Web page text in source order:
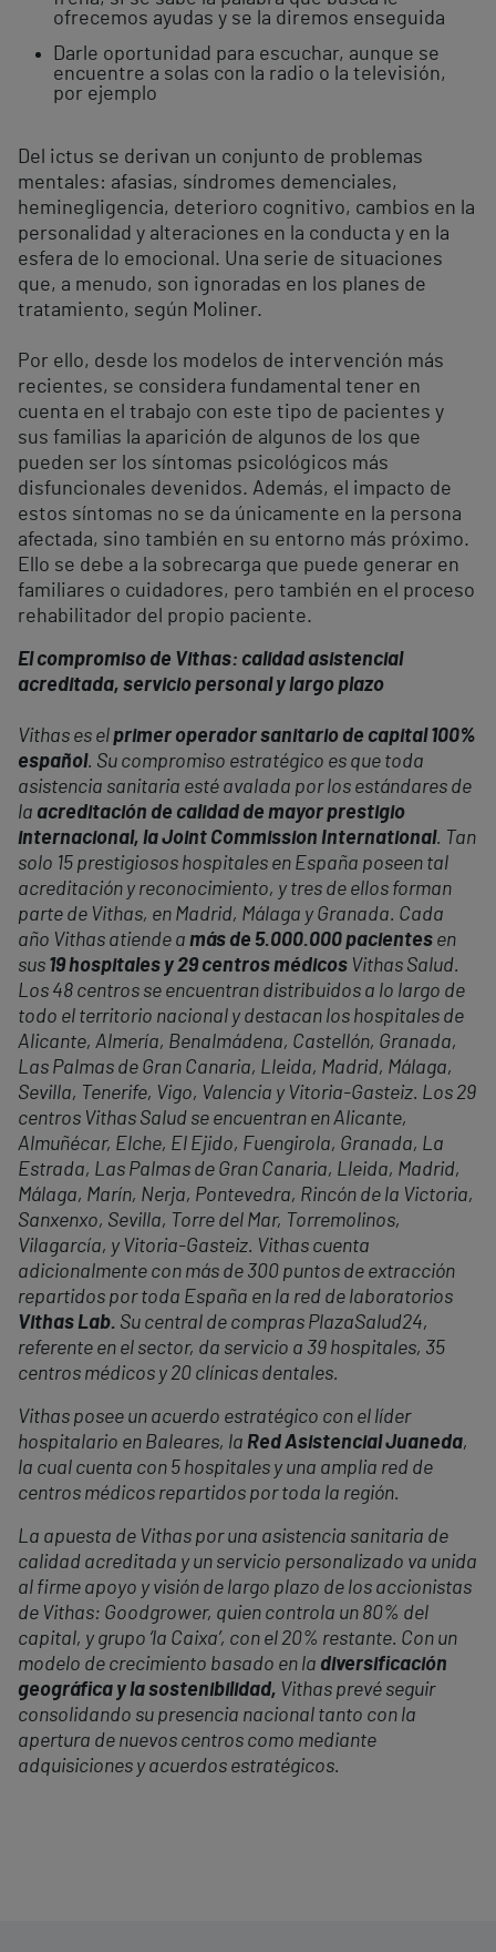
ofrecemos ayudas y se la diremos enseguida
Darle oportunidad para escuchar, aunque se
encuentre a solas con la radio o la televisión,
por ejemplo
Del ictus se derivan un conjunto de problemas
mentales: afasias, síndromes demenciales,
heminegligencia, deterioro cognitivo, cambios en la
personalidad y alteraciones en la conducta y en la
esfera de lo emocional. Una serie de situaciones
que, a menudo, son ignoradas en los planes de
tratamiento, según Moliner.
Por ello, desde los modelos de intervención más
recientes, se considera fundamental tener en
cuenta en el trabajo con este tipo de pacientes y
sus familias la aparición de algunos de los que
pueden ser los síntomas psicológicos más
disfuncionales devenidos. Además, el impacto de
estos síntomas no se da únicamente en la persona
afectada, sino también en su entorno más próximo.
Ello se debe a la sobrecarga que puede generar en
familiares o cuidadores, pero también en el proceso
rehabilitador del propio paciente.
El compromiso de Vithas: calidad asistencial
acreditada, servicio personal y largo plazo
Vithas es elprimer operador sanitario de capital 100%
español. Su compromiso estratégico es que toda
asistencia sanitaria esté avalada por los estándares de
la acreditación de calidad de mayor prestigio
internacional, la Joint Commission International. Tan
solo 15 prestigiosos hospitales en España poseen tal
acreditación y reconocimiento, y tres de ellos forman
parte de Vithas, en Madrid, Málaga y Granada. Cada
año Vithas atiende a más de 5.000.000 pacientes en
sus 19 hospitales y 29 centros médicos Vithas Salud.
Los 48 centros se encuentran distribuidos a lo largo de
todo el territorio nacional y destacan los hospitales de
Alicante, Almería, Benalmádena, Castellón, Granada,
Las Palmas de Gran Canaria, Lleida, Madrid, Málaga,
Sevilla, Tenerife, Vigo, Valencia y Vitoria-Gasteiz. Los 29
centros Vithas Salud se encuentran en Alicante,
Almuñécar, Elche, El Ejido, Fuengirola, Granada, La
Estrada, Las Palmas de Gran Canaria, Lleida, Madrid,
Málaga, Marín, Nerja, Pontevedra, Rincón de la Victoria,
Sanxenxo, Sevilla, Torre del Mar, Torremolinos,
Vilagarcía, y Vitoria-Gasteiz. Vithas cuenta
adicionalmente con más de 300 puntos de extracción
repartidos por toda España en la red de laboratorios
Vithas Lab. Su central de compras PlazaSalud24,
referente en el sector, da servicio a 39 hospitales, 35
centros médicos y 20 clínicas dentales.
Vithas posee un acuerdo estratégico con el líder
hospitalario en Baleares, la Red Asistencial Juaneda,
la cual cuenta con 5 hospitales y una amplia red de
centros médicos repartidos por toda la región.
La apuesta de Vithas por una asistencia sanitaria de
calidad acreditada y un servicio personalizado va unida
al firme apoyo y visión de largo plazo de los accionistas
de Vithas: Goodgrower, quien controla un 80% del
capital, y grupo ‘la Caixa’, con el 20% restante. Con un
modelo de crecimiento basado en la diversificación
geográfica y la sostenibilidad, Vithas prevé seguir
consolidando su presencia nacional tanto con la
apertura de nuevos centros como mediante
adquisiciones y acuerdos estratégicos.